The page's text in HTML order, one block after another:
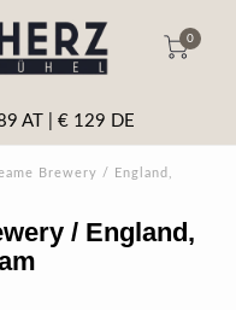
0
AT | € 129 DE
Brewery / England,
/ England,